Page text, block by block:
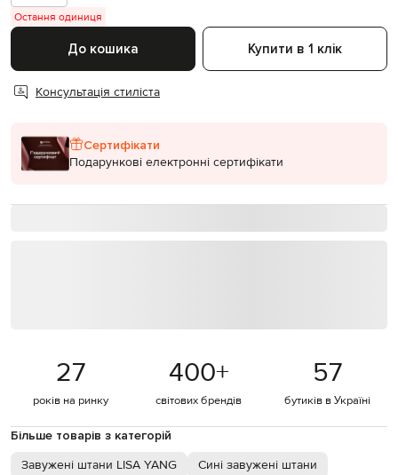
Остання одиниця
До кошика Купити в 1 клік
Консультація стиліста
Сертифікати
Подарункові електронні сертифікати
27
років на ринку
400+
світових брендів
57
бутиків в Україні
Більше товарів з категорій
Завужені штани LISA YANG
Сині завужені штани